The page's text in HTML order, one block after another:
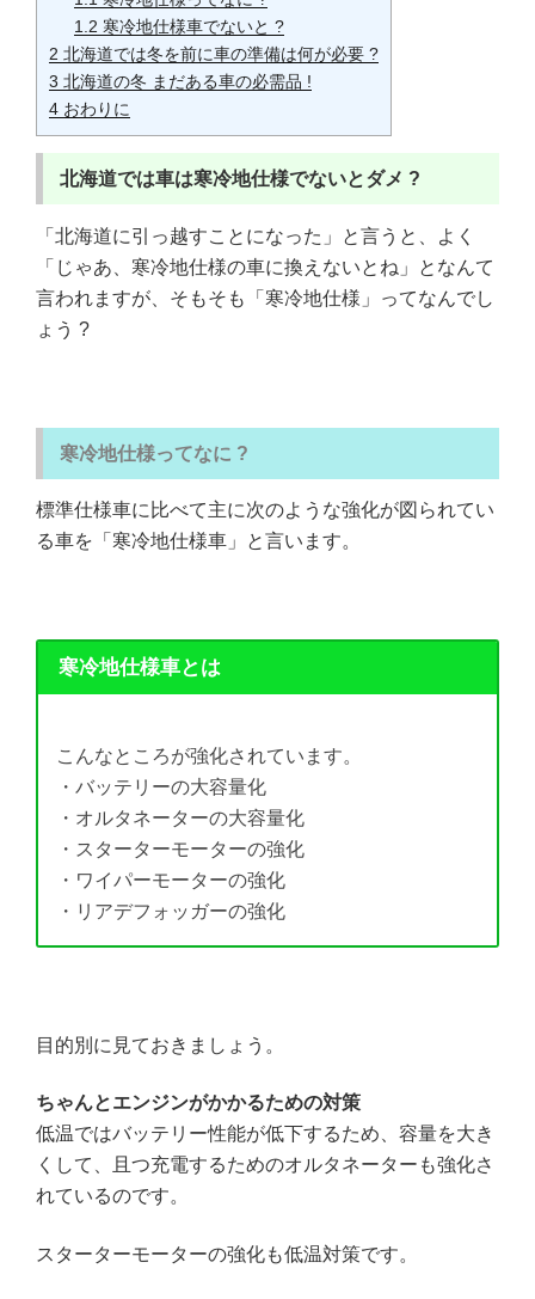
1.2 寒冷地仕様車でないと ?
2 北海道では冬を前に車の準備は何が必要 ?
3 北海道の冬 まだある車の必需品 !
4 おわりに
北海道では車は寒冷地仕様でないとダメ ?
「北海道に引っ越すことになった」と言うと、よく
「じゃあ、寒冷地仕様の車に換えないとね」となんて
言われますが、そもそも「寒冷地仕様」ってなんでし
ょう ?
寒冷地仕様ってなに ?
標準仕様車に比べて主に次のような強化が図られてい
る車を「寒冷地仕様車」と言います。
寒冷地仕様車とは
こんなところが強化されています。
・バッテリーの大容量化
・オルタネーターの大容量化
・スターターモーターの強化
・ワイパーモーターの強化
・リアデフォッガーの強化
目的別に見ておきましょう。
ちゃんとエンジンがかかるための対策
低温ではバッテリー性能が低下するため、容量を大き
くして、且つ充電するためのオルタネーターも強化さ
れているのです。
スターターモーターの強化も低温対策です。